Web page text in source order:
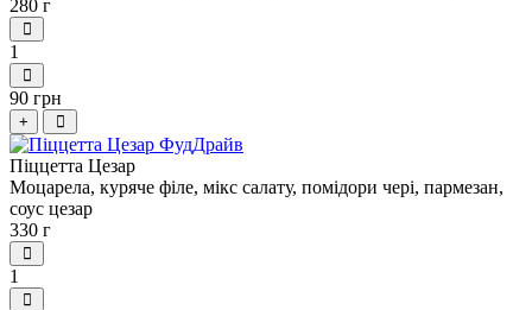
280 г
1
90 грн
+
Піццетта Цезар
Моцарела, куряче філе, мікс салату, помідори чері, пармезан,
соус цезар
330 г
1